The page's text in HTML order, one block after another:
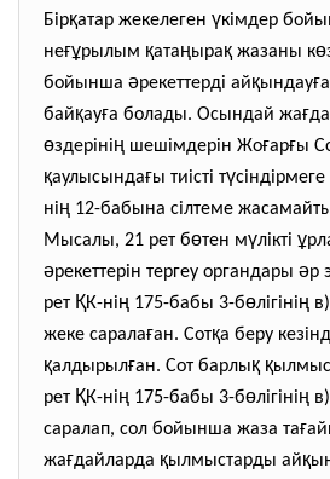
Бірқатар жекелеген үкімдер
неғұрылым қатаңырақ жазаны кө
бойынша әрекеттерді айқындауға
байқауға болады. Осындай жағ
өздерінің шешімдерін Жоғарғы
қаулысындағы тиісті тү
нің 12-бабына сілтеме
Мысалы, 21 рет бөтен мүлікті ұ
әрекеттерін тергеу органдары әр
рет ҚК-нің 175-бабы 3-бөлігінің
жеке саралаған. Сотқа беру
қалдырылған. Сот барлық қ
рет ҚК-нің 175-бабы 3-бөлігінің
саралап, сол бойынша жаза тағ
жағдайларда қылмыстарды айқ